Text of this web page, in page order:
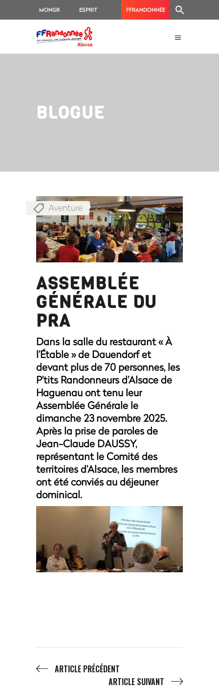
MONGR ESPRIT
RANDO
FFRANDONNÉE
BLOGUE
Aventure
ASSEMBLÉE
GÉNÉRALE DU
PRA
Dans la salle du restaurant « À
l’Étable » de Dauendorf et
devant plus de 70 personnes, les
P’tits Randonneurs d’Alsace de
Haguenau ont tenu leur
Assemblée Générale le
dimanche 23 novembre 2025.
Après la prise de paroles de
Jean-Claude DAUSSY,
représentant le Comité des
territoires d’Alsace, les membres
ont été conviés au déjeuner
dominical.
ARTICLE PRÉCÉDENT
ARTICLE SUIVANT